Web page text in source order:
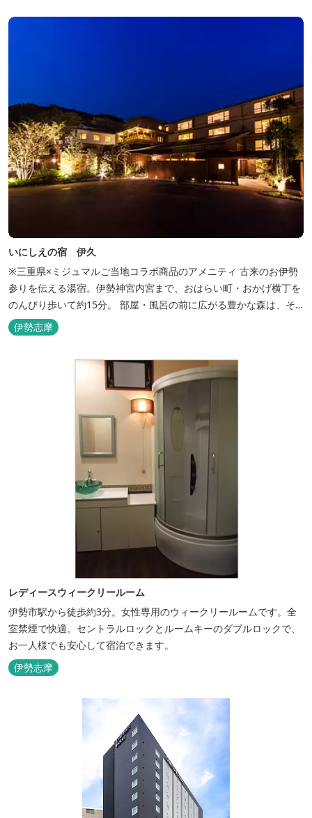
いにしえの宿 伊久
※三重県×ミジュマルご当地コラボ商品のアメニティ 古来のお伊勢
参りを伝える湯宿。伊勢神宮内宮まで、おはらい町・おかげ横丁を
のんびり歩いて約15分。 部屋・風呂の前に広がる豊かな森は、そ
のまま内宮の森へと連なっています。 お伊勢さんとつながってい
る・・そんな気持ちになる宿です。 館内には2つの大浴場と趣の異
伊勢志摩
レディースウィークリールーム
伊勢市駅から徒歩約3分。女性専用のウィークリールームです。全
室禁煙で快適。セントラルロックとルームキーのダブルロックで、
お一人様でも安心して宿泊できます。
伊勢志摩